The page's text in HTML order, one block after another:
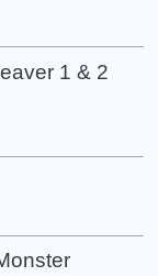
1 & 2